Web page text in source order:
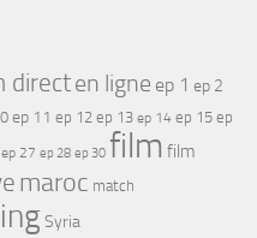
directen ligne ep 1 ep 2
ep 11 ep 12 ep 13 ep 14 ep 15 ep
ep 27 ep 28 ep 30 film film
maroc match
Syria